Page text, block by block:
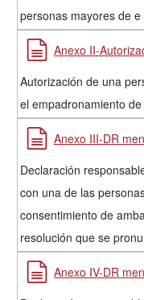
personas mayores de e
Anexo II-
Autorización de una
el empadronamiento
Anexo III-DR
Declaración
con una de las
consentimiento de
resolución que se
Anexo IV-DR